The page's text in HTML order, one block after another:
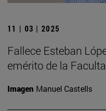
11 | 03 | 2025
Fallece Esteban
emérito de la
Imagen Manuel Castells